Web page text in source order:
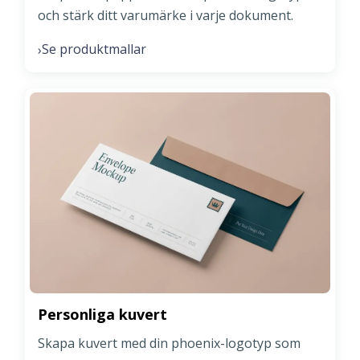
och stärk ditt varumärke i varje dokument.
›Se produktmallar
Personliga kuvert
Skapa kuvert med din phoenix-logotyp som